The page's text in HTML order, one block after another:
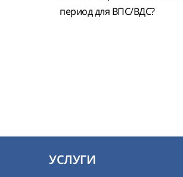
период для ВПС/ВДС?
УСЛУГИ